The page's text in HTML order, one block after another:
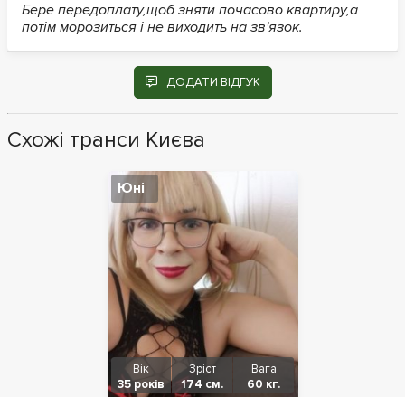
Бере передоплату,щоб зняти почасово квартиру,а
потім морозиться і не виходить на зв'язок.
ДОДАТИ ВІДГУК
Схожі транси Києва
Юні
Вік
35 років
Зріст
174 см.
Вага
60 кг.